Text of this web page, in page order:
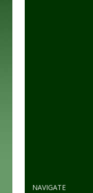
NAVIGATE